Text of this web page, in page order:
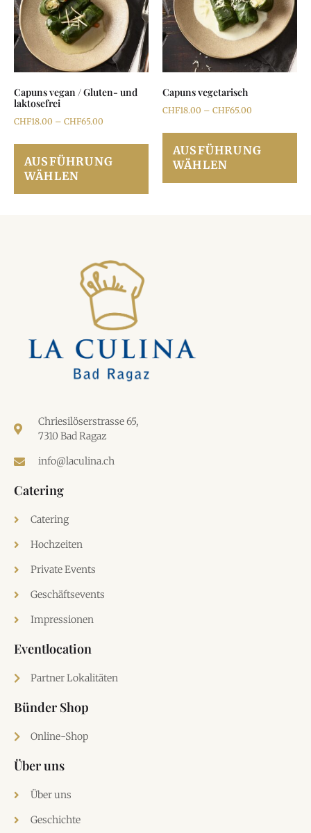
Capuns vegan / Gluten- und
laktosefrei
CHF18.00 – CHF65.00
AUSFÜHRUNG
WÄHLEN
Capuns vegetarisch
CHF18.00 – CHF65.00
AUSFÜHRUNG
WÄHLEN
Chriesilöserstrasse 65,
7310 Bad Ragaz
info@laculina.ch
Catering
Catering
Hochzeiten
Private Events
Geschäftsevents
Impressionen
Eventlocation
Partner Lokalitäten
Bünder Shop
Online-Shop
Über uns
Über uns
Geschichte